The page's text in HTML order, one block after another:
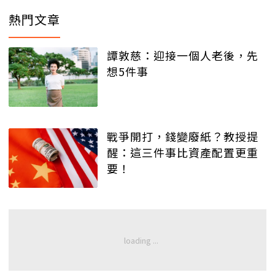
熱門文章
譚敦慈：迎接一個人老後，先
想5件事
戰爭開打，錢變廢紙？教授提
醒：這三件事比資產配置更重
要！